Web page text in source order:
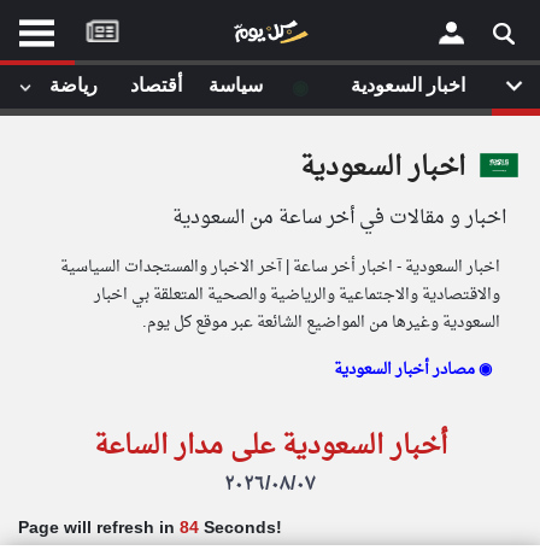
اخبار السعودية سياسة أقتصاد رياضة
موقع
كل
يوم
مقالات
اخبار السعودية
اخبار و مقالات في أخر ساعة من السعودية
اخبار السعودية - اخبار أخر ساعة | آخر الاخبار والمستجدات السياسية
والاقتصادية والاجتماعية والرياضية والصحية المتعلقة بي اخبار
السعودية وغيرها من المواضيع الشائعة عبر موقع كل يوم.
مصادر أخبار السعودية ◉
أخبار السعودية على مدار الساعة
٢٠٢٦/٠٨/٠٧
Page will refresh in83Seconds!